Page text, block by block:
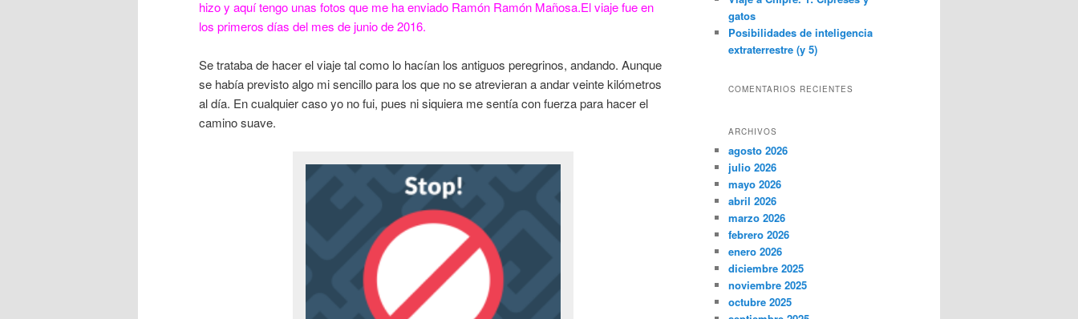
hizo y aquí tengo unas fotos que me ha enviado Ramón Ramón Mañosa.El viaje fue en
los primeros días del mes de junio de 2016.
Se trataba de hacer el viaje tal como lo hacían los antiguos peregrinos, andando. Aunque
se había previsto algo mi sencillo para los que no se atrevieran a andar veinte kilómetros
al día. En cualquier caso yo no fui, pues ni siquiera me sentía con fuerza para hacer el
camino suave.
gatos
Posibilidades de inteligencia
extraterrestre (y 5)
COMENTARIOS RECIENTES
ARCHIVOS
agosto 2026
julio 2026
mayo 2026
abril 2026
marzo 2026
febrero 2026
enero 2026
diciembre 2025
noviembre 2025
octubre 2025